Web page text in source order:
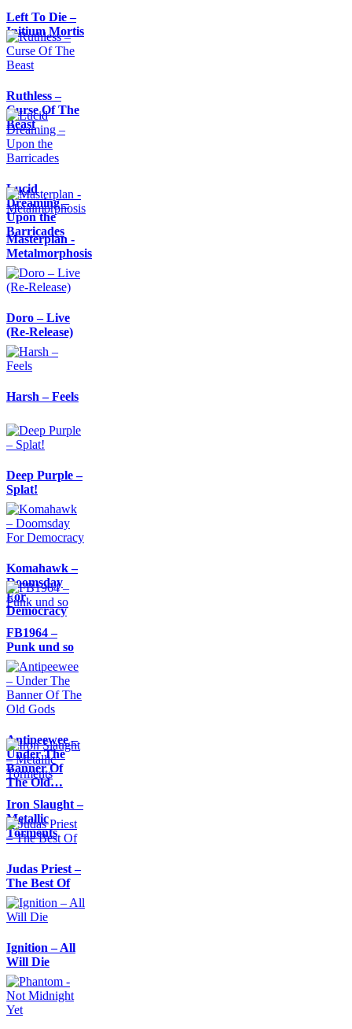
Left To Die –
Initium Mortis
Ruthless –
Curse Of The
Beast
Lucid
Dreaming –
Upon the
Barricades
Masterplan -
Metalmorphosis
Doro – Live
(Re-Release)
Harsh – Feels
Deep Purple –
Splat!
Komahawk –
Doomsday
For
Democracy
FB1964 –
Punk und so
Antipeewee –
Under The
Banner Of
The Old…
Iron Slaught –
Metallic
Torments
Judas Priest –
The Best Of
Ignition – All
Will Die